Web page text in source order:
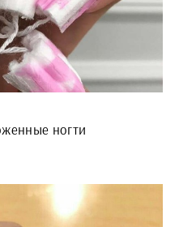
ногти